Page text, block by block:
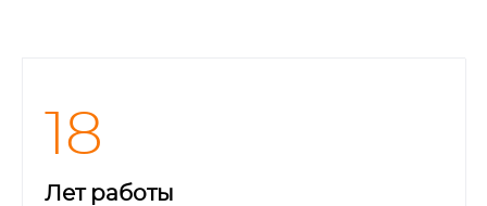
18
Лет работы